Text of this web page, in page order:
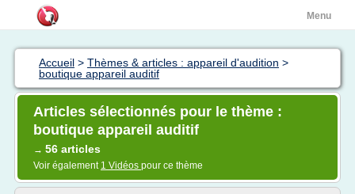
Menu
Accueil > Thèmes & articles : appareil d'audition >
boutique appareil auditif
Articles sélectionnés pour le thème :
boutique appareil auditif
→ 56 articles
Voir également 1 Vidéos pour ce thème